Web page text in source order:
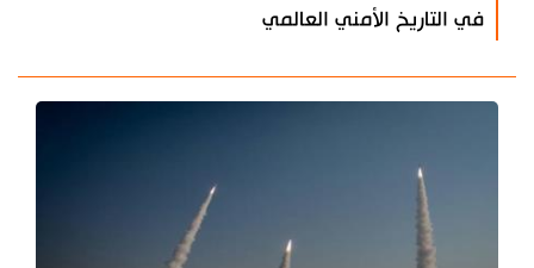
في التاريخ الأمني العالمي